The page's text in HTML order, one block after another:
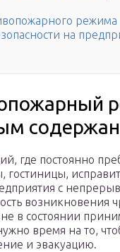
режима
на
где постоянно
гостиницы,
с
возникновения
в состоянии
время на то,
и эвакуацию.